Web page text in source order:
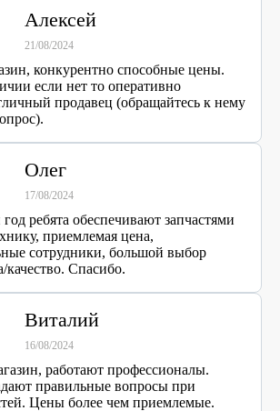
Алексей
21/08/2024
конкурентно способные цены.
если нет то оперативно
продавец (обращайтесь к нему
Олег
17/08/2024
ребята обеспечивают запчастями
приемлемая цена,
сотрудники, большой выбор
качество. Спасибо.
Виталий
16/08/2024
работают профессионалы.
правильные вопросы при
Цены более чем приемлемые.